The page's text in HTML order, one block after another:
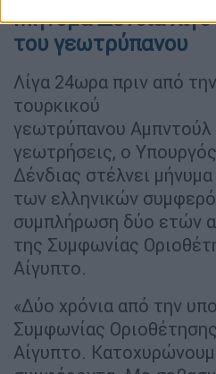
Μήνυμα Δένδια λίγο
του γεωτρύπανου
Λίγα 24ωρα πριν από
τουρκικού
γεωτρύπανου Aμπντούλ
γεωτρήσεις, ο
Δένδιας στέλνει
των ελληνικών
συμπλήρωση δύο ετών
της Συμφωνίας
Αίγυπτο.
«Δύο χρόνια από την
Συμφωνίας
Αίγυπτο.